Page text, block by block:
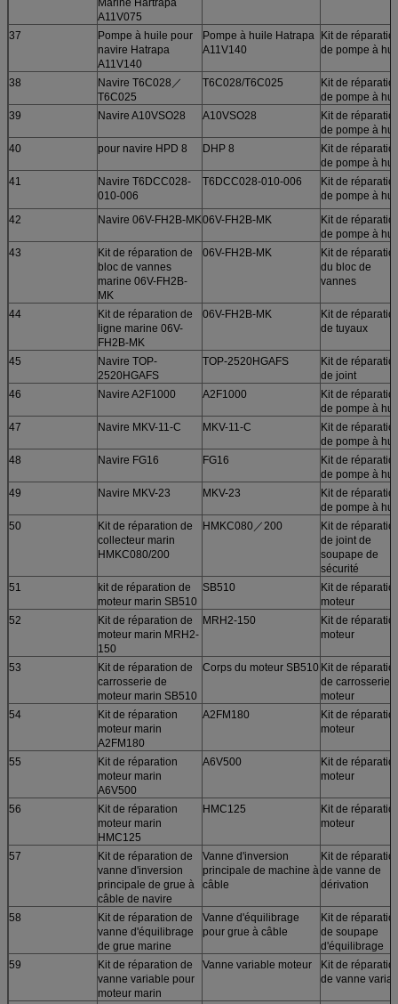
A11V075
37
Pompe à huile pour
navire Hatrapa
A11V140
Pompe à huile Hatrapa
A11V140
Kit de
de pompe à
38
Navire T6C028／
T6C025
T6C028/T6C025
Kit de
de pompe à
39
Navire A10VSO28 A10VSO28
Kit de
de pompe à
40
pour navire HPD 8 DHP 8
Kit de
de pompe à
41
Navire T6DCC028-
010-006
T6DCC028-010-006
Kit de
de pompe à
42
Navire 06V-FH2B-MK06V-FH2B-MK
Kit de
de pompe à
43
Kit de réparation de
bloc de vannes
marine 06V-FH2B-
MK
06V-FH2B-MK
Kit de
du bloc de
vannes
44
Kit de réparation de
ligne marine 06V-
FH2B-MK
06V-FH2B-MK
Kit de
de tuyaux
45
Navire TOP-
2520HGAFS
TOP-2520HGAFS
Kit de
de joint
46
Navire A2F1000 A2F1000
Kit de
de pompe à
47
Navire MKV-11-C MKV-11-C
Kit de
de pompe à
48
Navire FG16 FG16
Kit de
de pompe à
49
Navire MKV-23 MKV-23
Kit de
de pompe à
50
Kit de réparation de
collecteur marin
HMKC080/200
HMKC080／200
Kit de
de joint de
soupape de
sécurité
51
kit de réparation de
moteur marin SB510
SB510
Kit de
moteur
52
Kit de réparation de
moteur marin MRH2-
150
MRH2-150
Kit de
moteur
53
Kit de réparation de
carrosserie de
moteur marin SB510
Corps du moteur SB510 Kit de
de carrosserie
moteur
54
Kit de réparation
moteur marin
A2FM180
A2FM180
Kit de
moteur
55
Kit de réparation
moteur marin
A6V500
A6V500
Kit de
moteur
56
Kit de réparation
moteur marin
HMC125
HMC125
Kit de
moteur
57
Kit de réparation de
vanne d'inversion
principale de grue à
câble de navire
Vanne d'inversion
principale de machine à
câble
Kit de
de vanne de
dérivation
58
Kit de réparation de
vanne d'équilibrage
de grue marine
Vanne d'équilibrage
pour grue à câble
Kit de
de soupape
d'équilibrage
59
Kit de réparation de
vanne variable pour
moteur marin
Vanne variable moteur
Kit de
de vanne